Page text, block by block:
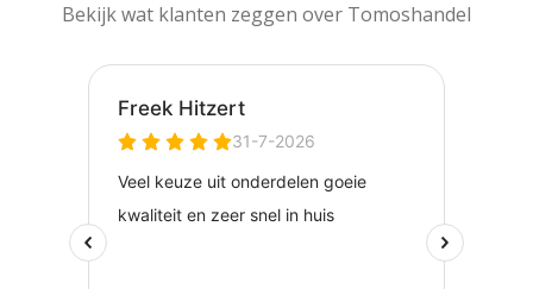
Bekijk wat klanten zeggen over Tomoshandel